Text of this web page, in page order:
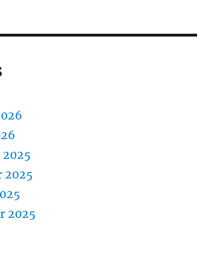
2025
2025
2025